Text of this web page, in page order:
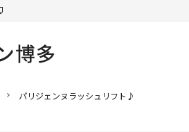
パリジェンヌラッシュリフト♪